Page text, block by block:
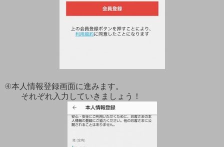
④本人情報登録画面に進みます。
それぞれ入力していきましょう！